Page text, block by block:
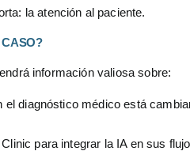
la atención al paciente.
información valiosa sobre:
el diagnóstico médico está
para integrar la IA en sus